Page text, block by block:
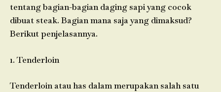
tentang bagian-bagian daging sapi yang cocok
dibuat steak. Bagian mana saja yang dimaksud?
Berikut penjelasannya.
1. Tenderloin
Tenderloin atau has dalam merupakan salah satu